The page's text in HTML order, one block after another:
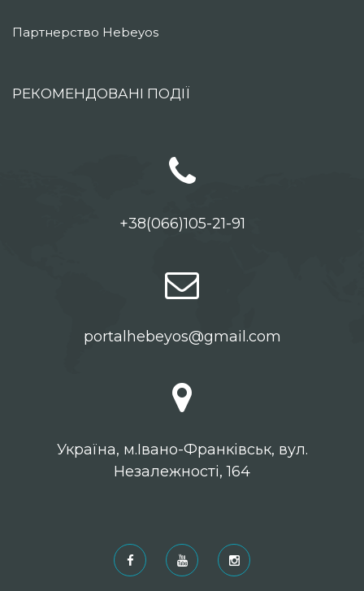
Партнерство Hebeyos
РЕКОМЕНДОВАНІ ПОДІЇ
+38(066)105-21-91
portalhebeyos@gmail.com
Українa, м.Івано-Франківськ, вул.
Незалежності, 164